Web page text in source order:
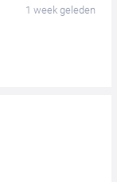
1 week geleden